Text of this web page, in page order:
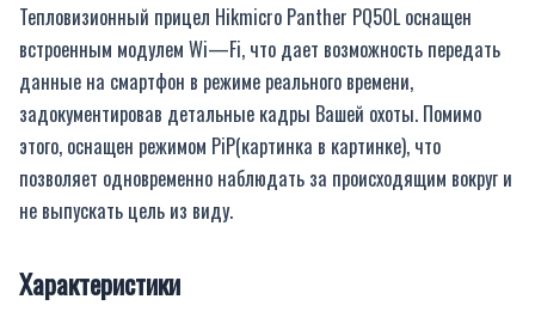
Тепловизионный прицел Hikmicro Panther PQ50Lоснащен
встроенным модулем Wi—Fi, что дает возможность передать
данные на смартфон в режиме реального времени,
задокументировав детальные кадры Вашей охоты. Помимо
этого, оснащен режимом PiP(картинка в картинке), что
позволяет одновременно наблюдать за происходящим вокруг и
не выпускать цель из виду.
Характеристики